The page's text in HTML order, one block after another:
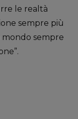
le realtà
sempre più
sempre